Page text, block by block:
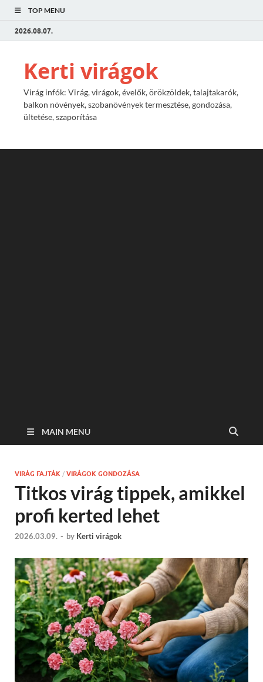
TOP MENU
2026.08.07.
Kerti virágok
Virág infók: Virág, virágok, évelők, örökzöldek, talajtakarók,
balkon növények, szobanövények termesztése, gondozása,
ültetése, szaporítása
MAIN MENU
VIRÁG FAJTÁK / VIRÁGOK GONDOZÁSA
Titkos virág tippek, amikkel
profi kerted lehet
2026.03.09. - by Kerti virágok